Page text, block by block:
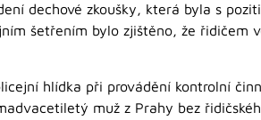
dechové zkoušky, která byla s
šetřením bylo zjištěno, že řidičem
hlídka při provádění kontrolní
muž z Prahy bez